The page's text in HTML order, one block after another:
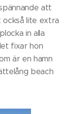
att
också lite extra
in alla
fixar hon
är en hamn
beach